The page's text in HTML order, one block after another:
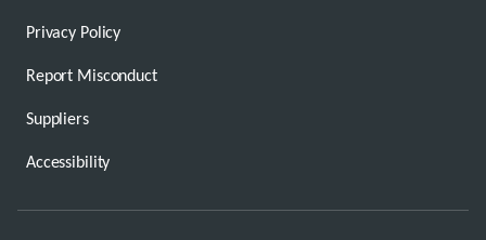
Privacy Policy
Report Misconduct
Suppliers
Accessibility